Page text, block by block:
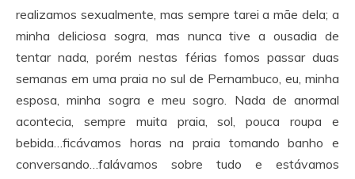
realizamos sexualmente, mas sempre tarei a mãe dela; a
minha deliciosa sogra, mas nunca tive a ousadia de
tentar nada, porém nestas férias fomos passar duas
semanas em uma praia no sul de Pernambuco, eu, minha
esposa, minha sogra e meu sogro. Nada de anormal
acontecia, sempre muita praia, sol, pouca roupa e
bebida…ficávamos horas na praia tomando banho e
conversando…falávamos sobre tudo e estávamos